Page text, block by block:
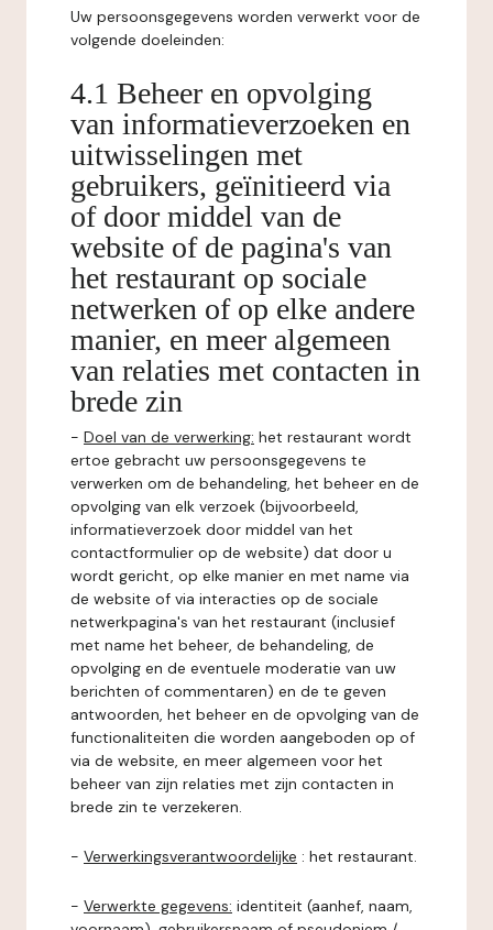
Uw persoonsgegevens worden verwerkt voor de
volgende doeleinden:
4.1 Beheer en opvolging
van informatieverzoeken en
uitwisselingen met
gebruikers, geïnitieerd via
of door middel van de
website of de pagina's van
het restaurant op sociale
netwerken of op elke andere
manier, en meer algemeen
van relaties met contacten in
brede zin
- Doel van de verwerking: het restaurant wordt
ertoe gebracht uw persoonsgegevens te
verwerken om de behandeling, het beheer en de
opvolging van elk verzoek (bijvoorbeeld,
informatieverzoek door middel van het
contactformulier op de website) dat door u
wordt gericht, op elke manier en met name via
de website of via interacties op de sociale
netwerkpagina's van het restaurant (inclusief
met name het beheer, de behandeling, de
opvolging en de eventuele moderatie van uw
berichten of commentaren) en de te geven
antwoorden, het beheer en de opvolging van de
functionaliteiten die worden aangeboden op of
via de website, en meer algemeen voor het
beheer van zijn relaties met zijn contacten in
brede zin te verzekeren.
- Verwerkingsverantwoordelijke : het restaurant.
- Verwerkte gegevens: identiteit (aanhef, naam,